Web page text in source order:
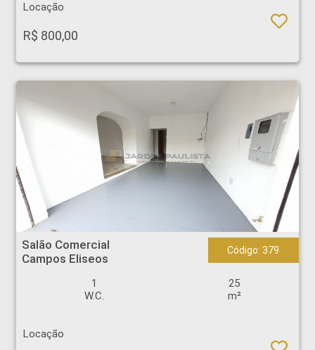
Locação
R$ 800,00
Salão Comercial - Campos Eliseos - Ribeirão Preto
Salão Comercial
Campos Eliseos
Código: 379
1
W.C.
25
m²
Locação